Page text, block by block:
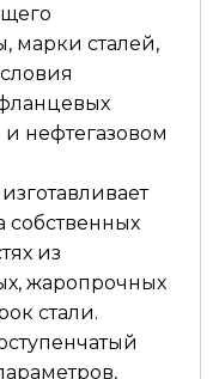
марки сталей,
нефтегазовом
из
жаропрочных
стали.